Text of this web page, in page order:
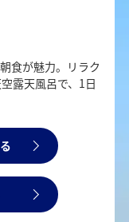
食が魅力。リラク
露天風呂で、1日